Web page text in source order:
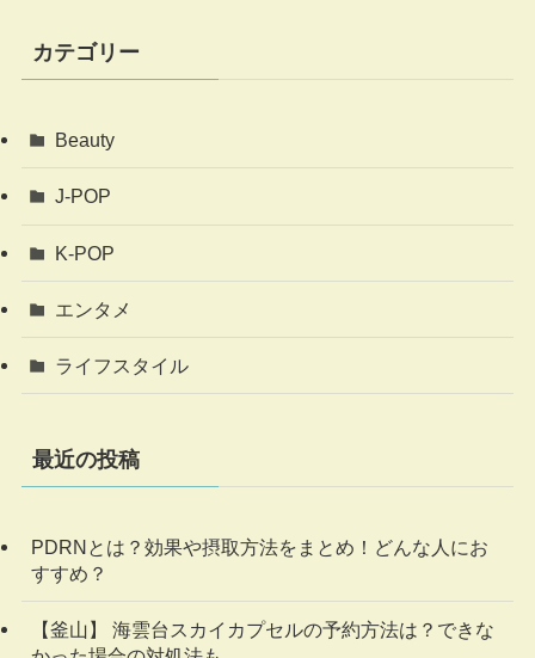
カテゴリー
Beauty
J-POP
K-POP
エンタメ
ライフスタイル
最近の投稿
PDRNとは？効果や摂取方法をまとめ！どんな人にお
すすめ？
【釜山】 海雲台スカイカプセルの予約方法は？できな